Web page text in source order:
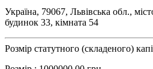
Україна, 79067, Львівська обл.,
будинок 33, кімната 54
Розмір статутного (складеного)